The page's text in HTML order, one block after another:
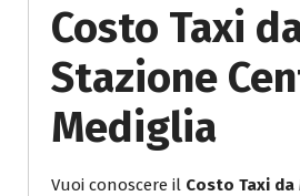
Costo Taxi
Stazione
Mediglia
Vuoi conoscere il Costo Taxi